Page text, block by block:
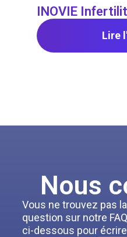
INOVIE
Lire
Nous
Vous ne trouvez pas
question sur notre
ci-dessous pour